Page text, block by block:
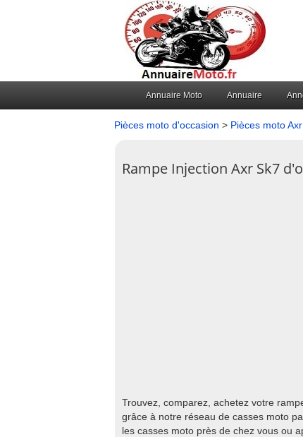
Annuaire Moto Annuaire
Pièces moto d'occasion > Pièces moto
Rampe Injection Axr Sk7
Trouvez, comparez, achetez votre
grâce à notre réseau de casses moto
les casses moto près de chez vous ou